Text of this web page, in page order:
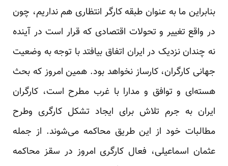
بنابراین ما به عنوان طبقه کارگر انتظاری هم نداریم، چون
در واقع تغییر و تحولات اقتصادی که قرار است در آینده
نه چندان نزدیک در ایران اتفاق بیافتد با توجه به وضعیت
جهانی کارگران، کارساز نخواهد بود. همین امروز که بحث
هسته‌ای و توافق و مدارا با غرب مطرح است، کارگران
ایران به جرم تلاش برای ایجاد تشکل کارگری وطرح
مطالبات خود از این طریق محاکمه می‌شوند. از جمله
عثمان اسماعیلی، فعال کارگری امروز در سقز محاکمه